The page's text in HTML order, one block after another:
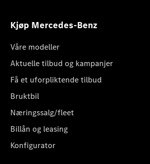
Kjøp Mercedes-Benz
Våre modeller
Aktuelle tilbud og kampanjer
Få et uforpliktende tilbud
Bruktbil
Næringssalg/fleet
Billån og leasing
Konfigurator